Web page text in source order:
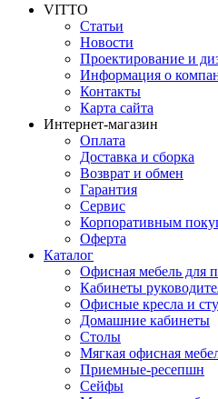
VITTO
Статьи
Новости
Проектирование и
Информация о
Контакты
Карта сайта
Интернет-магазин
Оплата
Доставка и сборка
Возврат и обмен
Гарантия
Сервис
Корпоративным
Оферта
Каталог
Офисная мебель для
Кабинеты
Офисные кресла и
Домашние кабинеты
Столы
Мягкая офисная
Приемные-ресепшн
Сейфы